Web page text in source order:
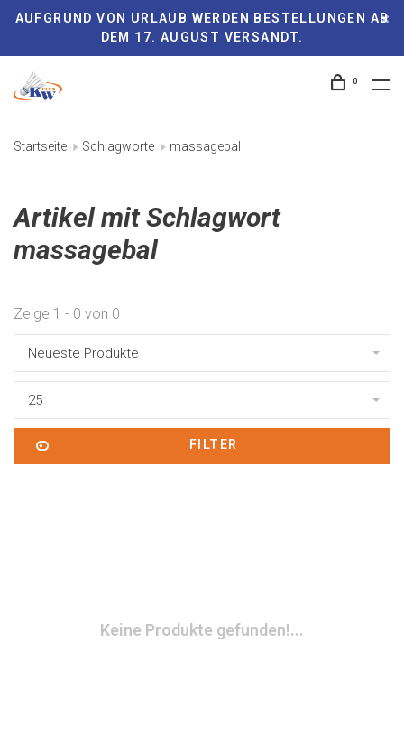
AUFGRUND VON URLAUB WERDEN BESTELLUNGEN AB
DEM 17. AUGUST VERSANDT.
0
Startseite Schlagworte massagebal
Artikel mit Schlagwort
massagebal
Zeige 1 - 0 von 0
Neueste Produkte
25
FILTER
Keine Produkte gefunden!...